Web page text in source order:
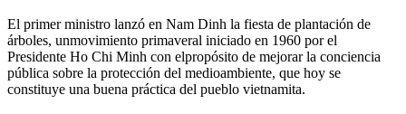
El primer ministro lanzó en Nam Dinh la fiesta de plantación de
árboles, unmovimiento primaveral iniciado en 1960 por el
Presidente Ho Chi Minh con elpropósito de mejorar la conciencia
pública sobre la protección del medioambiente, que hoy se
constituye una buena práctica del pueblo vietnamita.